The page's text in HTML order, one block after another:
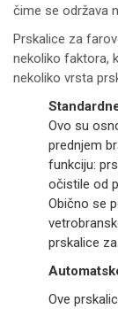
čime se održava
Prskalice za
nekoliko faktora,
nekoliko vrsta
Ovo su
prednjem
funkciju:
očistile od
Obično se
prskalice
Ove